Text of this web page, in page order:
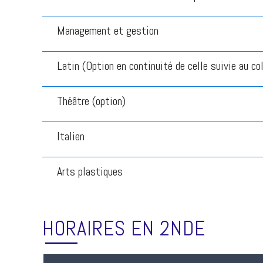
Management et gestion
Latin (Option en continuité de celle suivie au
Théâtre (option)
Italien
Arts plastiques
HORAIRES EN 2NDE